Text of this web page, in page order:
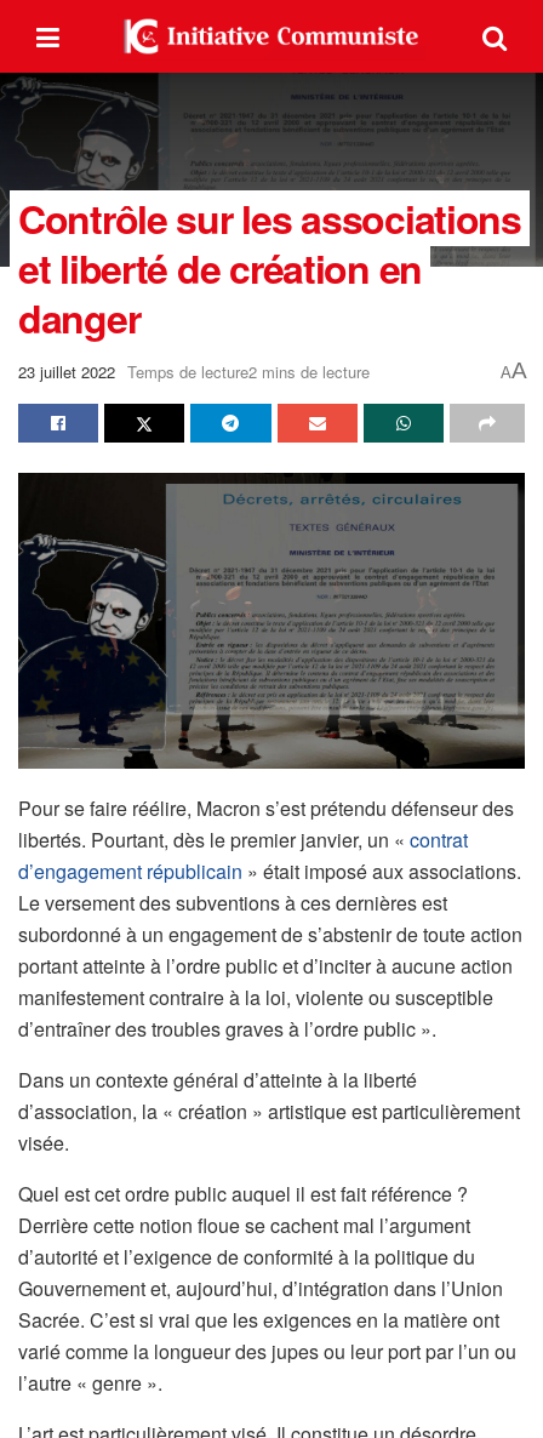
Contrôle sur les associations
et liberté de création en
danger
23 juillet 2022 Temps de lecture2 mins de lecture AA
Pour se faire réélire, Macron s’est prétendu défenseur des
libertés. Pourtant, dès le premier janvier, un « contrat
d’engagement républicain » était imposé aux associations.
Le versement des subventions à ces dernières est
subordonné à un engagement de s’abstenir de toute action
portant atteinte à l’ordre public et d’inciter à aucune action
manifestement contraire à la loi, violente ou susceptible
d’entraîner des troubles graves à l’ordre public ».
Dans un contexte général d’atteinte à la liberté
d’association, la « création » artistique est particulièrement
visée.
Quel est cet ordre public auquel il est fait référence ?
Derrière cette notion floue se cachent mal l’argument
d’autorité et l’exigence de conformité à la politique du
Gouvernement et, aujourd’hui, d’intégration dans l’Union
Sacrée. C’est si vrai que les exigences en la matière ont
varié comme la longueur des jupes ou leur port par l’un ou
l’autre « genre ».